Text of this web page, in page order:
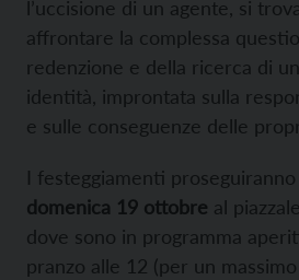
l’uccisione di un agente, si
affrontare la complessa
redenzione e della ricerca di
identità, improntata sulla
e sulle conseguenze delle
I festeggiamenti proseguiranno
domenica 19 ottobre al
dove sono in programma
pranzo alle 12 (per un